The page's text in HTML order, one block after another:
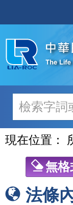
至
主
內
容
現在位置：
無格
法條